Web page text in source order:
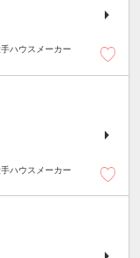
ハウスメーカー
ハウスメーカー